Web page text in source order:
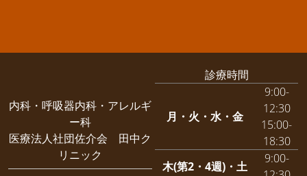
内科・呼吸器内科・アレルギ
ー科
医療法人社団佐介会 田中ク
リニック
診療時間
月・火・水・金
9:00-
12:30
15:00-
18:30
木(第2・4週)・土
9:00-